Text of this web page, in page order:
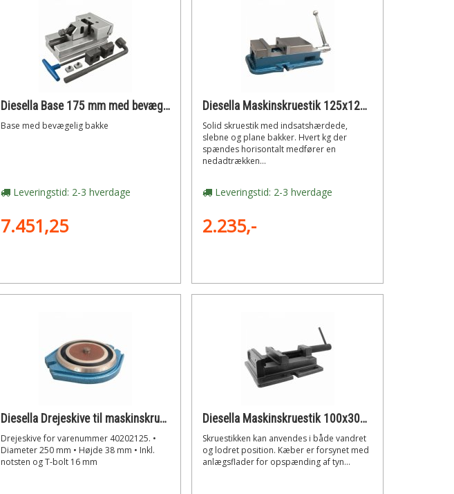
Diesella Base 175 mm med bevægelig bakke (serie 4)
Base med bevægelig bakke
Leveringstid: 2-3 hverdage
7.451,25
Diesella Maskinskruestik 125x125 mm
Solid skruestik med indsatshærdede,
slebne og plane bakker. Hvert kg der
spændes horisontalt medfører en
nedadtrækken...
Leveringstid: 2-3 hverdage
2.235,-
Diesella Drejeskive til maskinskruestik art. 40202125
Drejeskive for varenummer 40202125. •
Diameter 250 mm • Højde 38 mm • Inkl.
notsten og T-bolt 16 mm
Diesella Maskinskruestik 100x30x75 mm
Skruestikken kan anvendes i både vandret
og lodret position. Kæber er forsynet med
anlægsflader for opspænding af tyn...